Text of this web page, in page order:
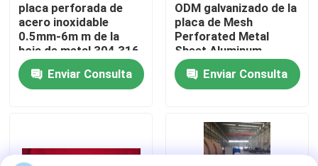
Pida una cita
Edificios de estructura de acero
taller de estructura de acero
placa perforada de
acero inoxidable
0.5mm-6m m de la
hoja de metal 304 316
Enviar Consulta
ODM galvanizado de la
placa de Mesh
Perforated Metal
Sheet Aluminum
Enviar Consulta